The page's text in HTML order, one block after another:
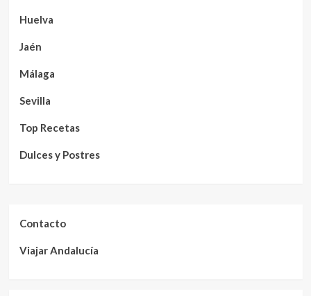
Huelva
Jaén
Málaga
Sevilla
Top Recetas
Dulces y Postres
Contacto
Viajar Andalucía